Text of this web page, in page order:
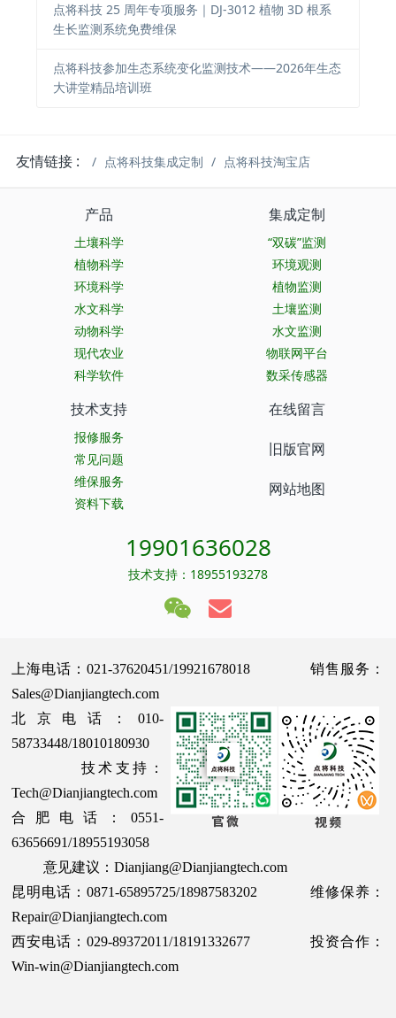
点将科技 25 周年专项服务｜DJ-3012 植物 3D 根系
生长监测系统免费维保
点将科技参加生态系统变化监测技术——2026年生态
大讲堂精品培训班
友情链接 : 点将科技集成定制 点将科技淘宝店
产品
土壤科学
植物科学
环境科学
水文科学
动物科学
现代农业
科学软件
集成定制
“双碳”监测
环境观测
植物监测
土壤监测
水文监测
物联网平台
数采传感器
技术支持
报修服务
常见问题
维保服务
资料下载
在线留言
旧版官网
网站地图
19901636028
技术支持：18955193278
上海电话：021-37620451/19921678018 销售服务：
Sales@Dianjiangtech.com
北京电话：010-
58733448/18010180930
技术支持：
Tech@Dianjiangtech.com
合肥电话：0551-
63656691/18955193058
意见建议：Dianjiang@Dianjiangtech.com
昆明电话：0871-65895725/18987583202 维修保养：
Repair@Dianjiangtech.com
西安电话：029-89372011/18191332677 投资合作：
Win-win@Dianjiangtech.com